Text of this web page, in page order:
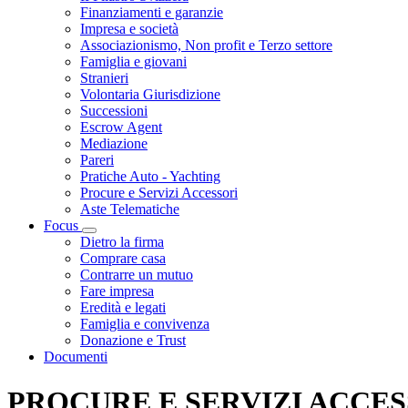
Finanziamenti e garanzie
Impresa e società
Associazionismo, Non profit e Terzo settore
Famiglia e giovani
Stranieri
Volontaria Giurisdizione
Successioni
Escrow Agent
Mediazione
Pareri
Pratiche Auto - Yachting
Procure e Servizi Accessori
Aste Telematiche
Focus
Visualizza menù di secondo livello
Dietro la firma
Comprare casa
Contrarre un mutuo
Fare impresa
Eredità e legati
Famiglia e convivenza
Donazione e Trust
Documenti
PROCURE E SERVIZI